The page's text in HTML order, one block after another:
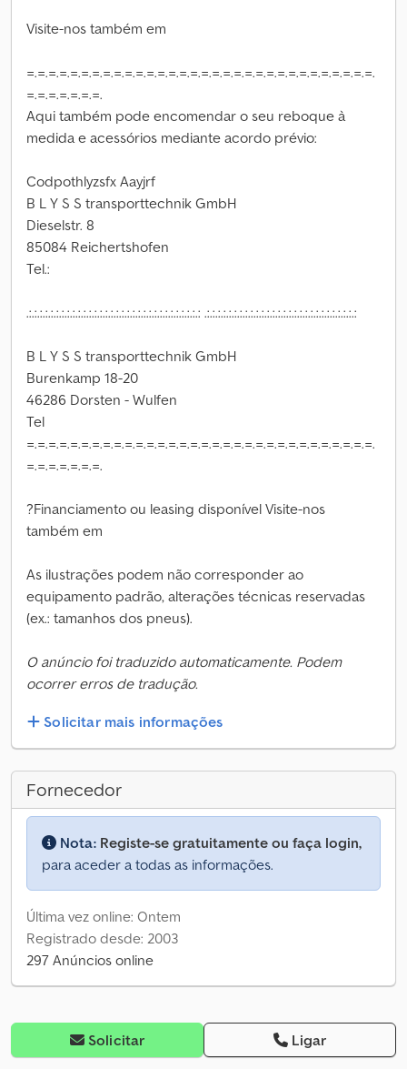
Visite-nos também em
=.=.=.=.=.=.=.=.=.=.=.=.=.=.=.=.=.=.=.=.=.=.=.=.=.=.=.=.=.=.=.=.
=.=.=.=.=.=.=.
Aqui também pode encomendar o seu reboque à
medida e acessórios mediante acordo prévio:
Codpothlyzsfx Aayjrf
B L Y S S transporttechnik GmbH
Dieselstr. 8
85084 Reichertshofen
Tel.:
.:.:.:.:.:.:.:.:.:.:.:.:.:.:.:.:.:.:.:.:.:.:.:.:.:.:.:.:.:.:.:.: .:.:.:.:.:.:.:.:.:.:.:.:.:.:.:.:.:.:.:.:.:.:.:.:.:.:.:.:
B L Y S S transporttechnik GmbH
Burenkamp 18-20
46286 Dorsten - Wulfen
Tel
=.=.=.=.=.=.=.=.=.=.=.=.=.=.=.=.=.=.=.=.=.=.=.=.=.=.=.=.=.=.=.=.
=.=.=.=.=.=.=.
?Financiamento ou leasing disponível Visite-nos
também em
As ilustrações podem não corresponder ao
equipamento padrão, alterações técnicas reservadas
(ex.: tamanhos dos pneus).
O anúncio foi traduzido automaticamente. Podem
ocorrer erros de tradução.
Solicitar mais informações
Fornecedor
Nota: Registe-se gratuitamente ou faça login,
para aceder a todas as informações.
Última vez online: Ontem
Registrado desde: 2003
297 Anúncios online
Solicitar Ligar